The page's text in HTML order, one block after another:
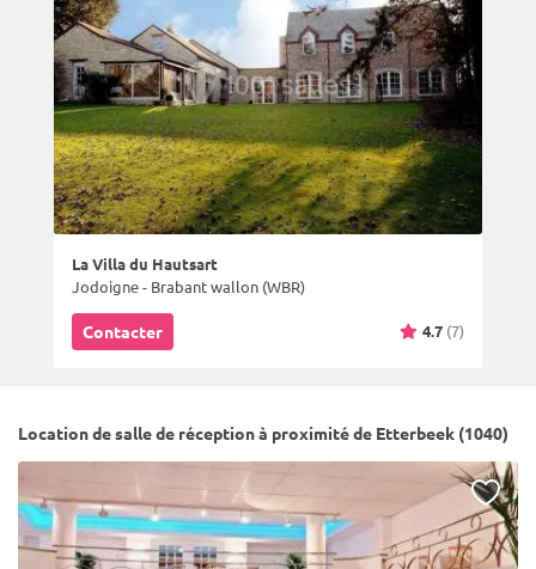
La Villa du Hautsart
Jodoigne - Brabant wallon (WBR)
Contacter 4.7 (7)
Location de salle de réception à proximité de Etterbeek (1040)